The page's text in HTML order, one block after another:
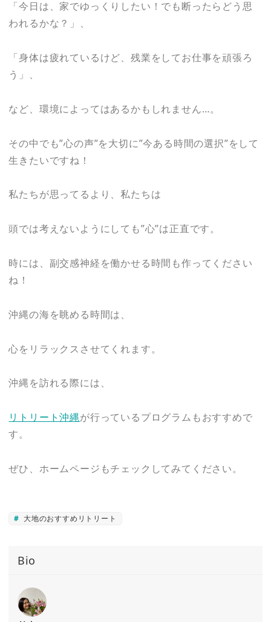
「今日は、家でゆっくりしたい！でも断ったらどう思
われるかな？」、
「身体は疲れているけど、残業をしてお仕事を頑張ろ
う」、
など、環境によってはあるかもしれません…。
その中でも”心の声”を大切に”今ある時間の選択”をして
生きたいですね！
私たちが思ってるより、私たちは
頭では考えないようにしても”心”は正直です。
時には、副交感神経を働かせる時間も作ってください
ね！
沖縄の海を眺める時間は、
心をリラックスさせてくれます。
沖縄を訪れる際には、
リトリート沖縄が行っているプログラムもおすすめで
す。
ぜひ、ホームページもチェックしてみてください。
大地のおすすめリトリート
Bio